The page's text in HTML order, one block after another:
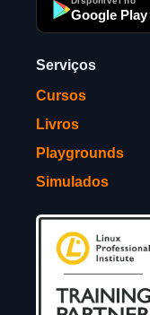
Google Play
Serviços
Cursos
Livros
Playgrounds
Simulados